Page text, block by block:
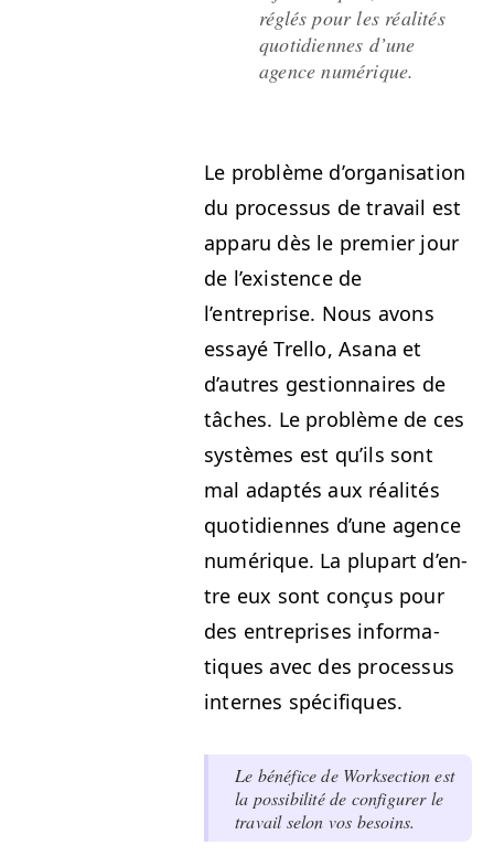
réglés pour les réal­ités
quo­ti­di­ennes d’une
agence numérique.
Le prob­lème d’or­gan­i­sa­tion
du proces­sus de tra­vail est
apparu dès le pre­mier jour
de l’existence de
l’entreprise. Nous avons
essayé Trel­lo, Asana et
d’autres ges­tion­naires de
tâch­es. Le prob­lème de ces
sys­tèmes est qu’ils sont
mal adap­tés aux réal­ités
quo­ti­di­ennes d’une agence
numérique. La plu­part d’en­
tre eux sont conçus pour
des entre­pris­es infor­ma­
tiques avec des proces­sus
internes spécifiques.
Le béné­fice de Work­sec­tion est
la pos­si­bil­ité de con­fig­ur­er le
tra­vail selon vos besoins.